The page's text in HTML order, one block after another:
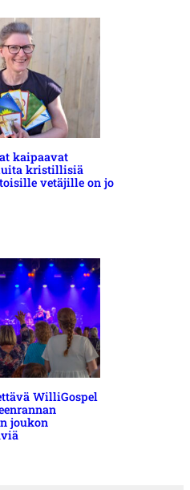
kaipaavat
kristillisiä
vetäjille on jo
WilliGospel
joukon